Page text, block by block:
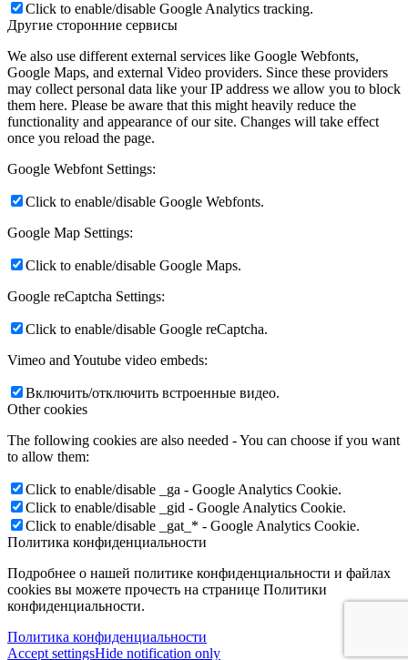
Click to enable/disable Google Analytics tracking.
Другие сторонние сервисы
We also use different external services like Google Webfonts,
Google Maps, and external Video providers. Since these providers
may collect personal data like your IP address we allow you to block
them here. Please be aware that this might heavily reduce the
functionality and appearance of our site. Changes will take effect
once you reload the page.
Google Webfont Settings:
Click to enable/disable Google Webfonts.
Google Map Settings:
Click to enable/disable Google Maps.
Google reCaptcha Settings:
Click to enable/disable Google reCaptcha.
Vimeo and Youtube video embeds:
Включить/отключить встроенные видео.
Other cookies
The following cookies are also needed - You can choose if you want
to allow them:
Click to enable/disable _ga - Google Analytics Cookie.
Click to enable/disable _gid - Google Analytics Cookie.
Click to enable/disable _gat_* - Google Analytics Cookie.
Политика конфиденциальности
Подробнее о нашей политике конфиденциальности и файлах
cookies вы можете прочесть на странице Политики
конфиденциальности.
Политика конфиденциальности
Accept settingsHide notification only